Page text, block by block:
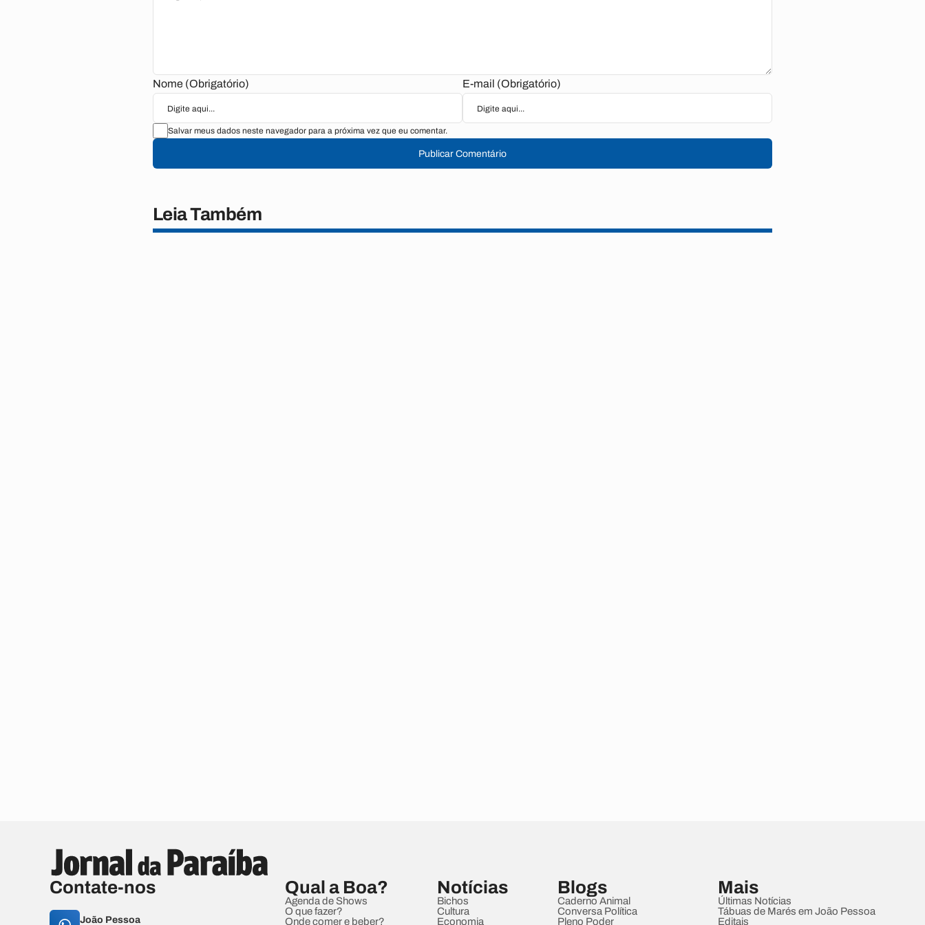
Nome (Obrigatório) E-mail (Obrigatório)
Salvar meus dados neste navegador para a próxima vez que eu comentar.
Publicar Comentário
Leia Também
Contate-nos
João Pessoa
Qual a Boa?
Agenda de Shows
O que fazer?
Onde comer e beber?
Notícias
Bichos
Cultura
Economia
Blogs
Caderno Animal
Conversa Política
Pleno Poder
Mais
Últimas Notícias
Tábuas de Marés em João Pessoa
Editais